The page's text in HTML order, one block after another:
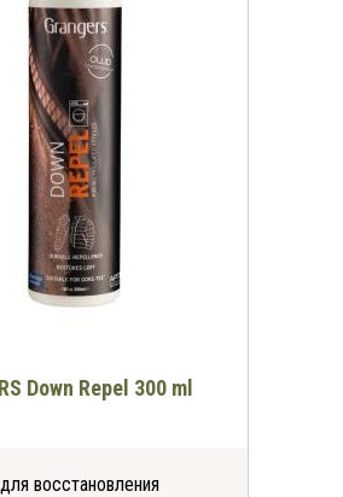
Down Repel 300 ml
восстановления